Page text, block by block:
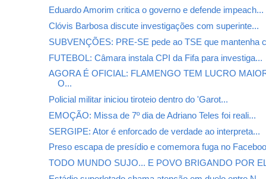
Eduardo Amorim critica o governo e defende impeach...
Clóvis Barbosa discute investigações com superinte...
SUBVENÇÕES: PRE-SE pede ao TSE que mantenha
FUTEBOL: Câmara instala CPI da Fifa para investiga...
AGORA É OFICIAL: FLAMENGO TEM LUCRO
O...
Policial militar iniciou tiroteio dentro do 'Garot...
EMOÇÃO: Missa de 7º dia de Adriano Teles foi reali...
SERGIPE: Ator é enforcado de verdade ao interpreta...
Preso escapa de presídio e comemora fuga no
TODO MUNDO SUJO... E POVO BRIGANDO POR